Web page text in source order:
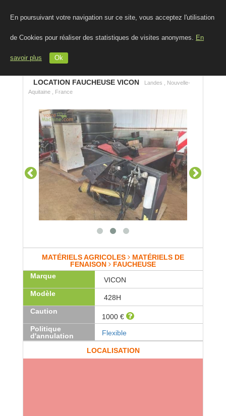
En poursuivant votre navigation sur ce site, vous acceptez l'utilisation
de Cookies pour réaliser des statistiques de visites anonymes. En
savoir plus Ok
LOCATION FAUCHEUSE VICON
Landes , Nouvelle-
Aquitaine , France
MATÉRIELS AGRICOLES
MATÉRIELS DE
FENAISON
FAUCHEUSE
Marque
VICON
Modèle
428H
Caution
1000 €
Politique
d'annulation
Flexible
LOCALISATION